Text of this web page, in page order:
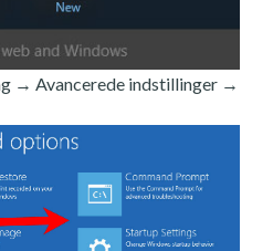
→ Avancerede indstillinger →